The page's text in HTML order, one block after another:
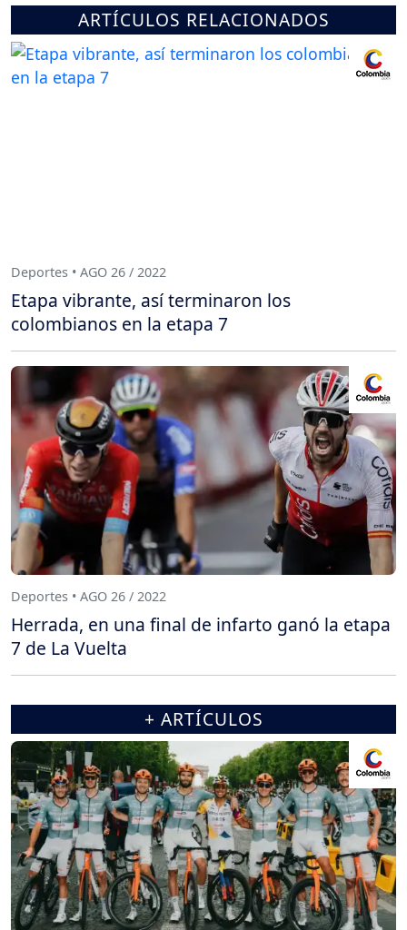
ARTÍCULOS RELACIONADOS
Deportes • AGO 26 / 2022
Etapa vibrante, así terminaron los
colombianos en la etapa 7
Deportes • AGO 26 / 2022
Herrada, en una final de infarto ganó la etapa
7 de La Vuelta
+ ARTÍCULOS